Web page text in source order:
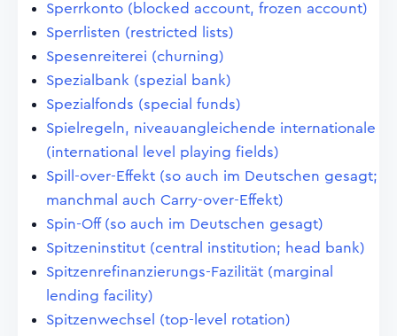
Sperrkonto (blocked account, frozen account)
Sperrlisten (restricted lists)
Spesenreiterei (churning)
Spezialbank (spezial bank)
Spezialfonds (special funds)
Spielregeln, niveauangleichende internationale
(international level playing fields)
Spill-over-Effekt (so auch im Deutschen gesagt;
manchmal auch Carry-over-Effekt)
Spin-Off (so auch im Deutschen gesagt)
Spitzeninstitut (central institution; head bank)
Spitzenrefinanzierungs-Fazilität (marginal
lending facility)
Spitzenwechsel (top-level rotation)